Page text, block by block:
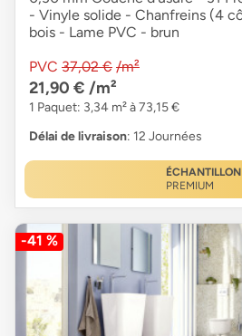
- Vinyle solide - Chanfreins (4
bois - Lame PVC - brun
PVC 37,02 € /m²
21,90 € /m²
1 Paquet: 3,34 m² à 73,15 €
Délai de livraison: 12 Journées
ÉCHANTILLON
PREMIUM
-41 %